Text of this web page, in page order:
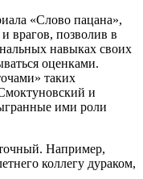
«Слово пацана»,
врагов, позволив в
навыках своих
оценками.
таких
и
ими роли
Например,
коллегу дураком,